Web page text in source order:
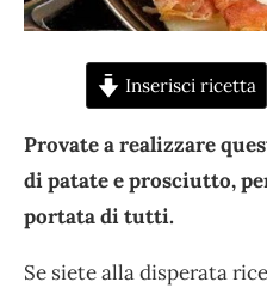
Inserisci ricetta
Provate a realizzare
di patate e prosciutto,
portata di tutti.
Se siete alla disperata